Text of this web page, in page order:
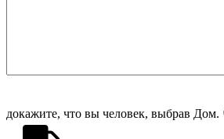
докажите, что вы человек, выбрав Дом.